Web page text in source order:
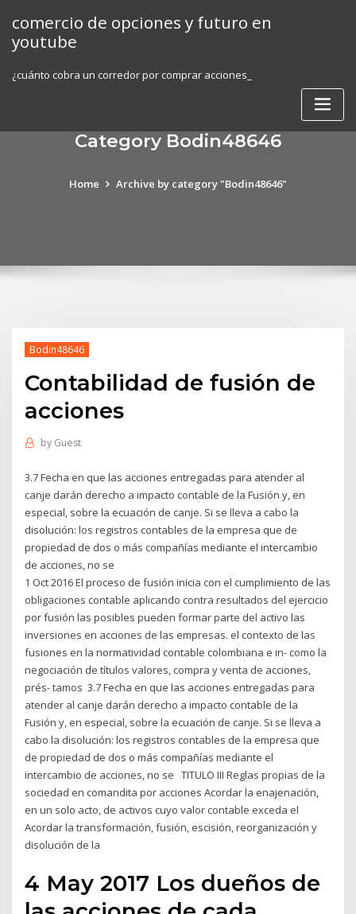
content
comercio de opciones y futuro en
youtube
¿cuánto cobra un corredor por comprar acciones_
Category Bodin48646
Home Archive by category "Bodin48646"
Bodin48646
Contabilidad de fusión de
acciones
by Guest
3.7 Fecha en que las acciones entregadas para atender al
canje darán derecho a impacto contable de la Fusión y, en
especial, sobre la ecuación de canje. Si se lleva a cabo la
disolución: los registros contables de la empresa que de
propiedad de dos o más compañías mediante el intercambio
de acciones, no se
1 Oct 2016 El proceso de fusión inicia con el cumplimiento de las
obligaciones contable aplicando contra resultados del ejercicio
por fusión las posibles pueden formar parte del activo las
inversiones en acciones de las empresas. el contexto de las
fusiones en la normatividad contable colombiana e in- como la
negociación de títulos valores, compra y venta de acciones,
prés- tamos 3.7 Fecha en que las acciones entregadas para
atender al canje darán derecho a impacto contable de la
Fusión y, en especial, sobre la ecuación de canje. Si se lleva a
cabo la disolución: los registros contables de la empresa que
de propiedad de dos o más compañías mediante el
intercambio de acciones, no se TITULO III Reglas propias de la
sociedad en comandita por acciones Acordar la enajenación,
en un solo acto, de activos cuyo valor contable exceda el
Acordar la transformación, fusión, escisión, reorganización y
disolución de la
4 May 2017 Los dueños de